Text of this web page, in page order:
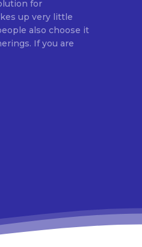
for
up very little
also choose it
are